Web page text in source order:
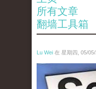
所有文章
翻墙工具箱
Lu Wei 在 星期四, 05/